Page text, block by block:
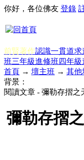
你好，各位佛友 登錄
前賢著作認識一貫道求
班三年級進修班四年級
首頁 → 壇主班 → 其他
背景：
閱讀文章 - 彌勒存摺之
彌勒存摺